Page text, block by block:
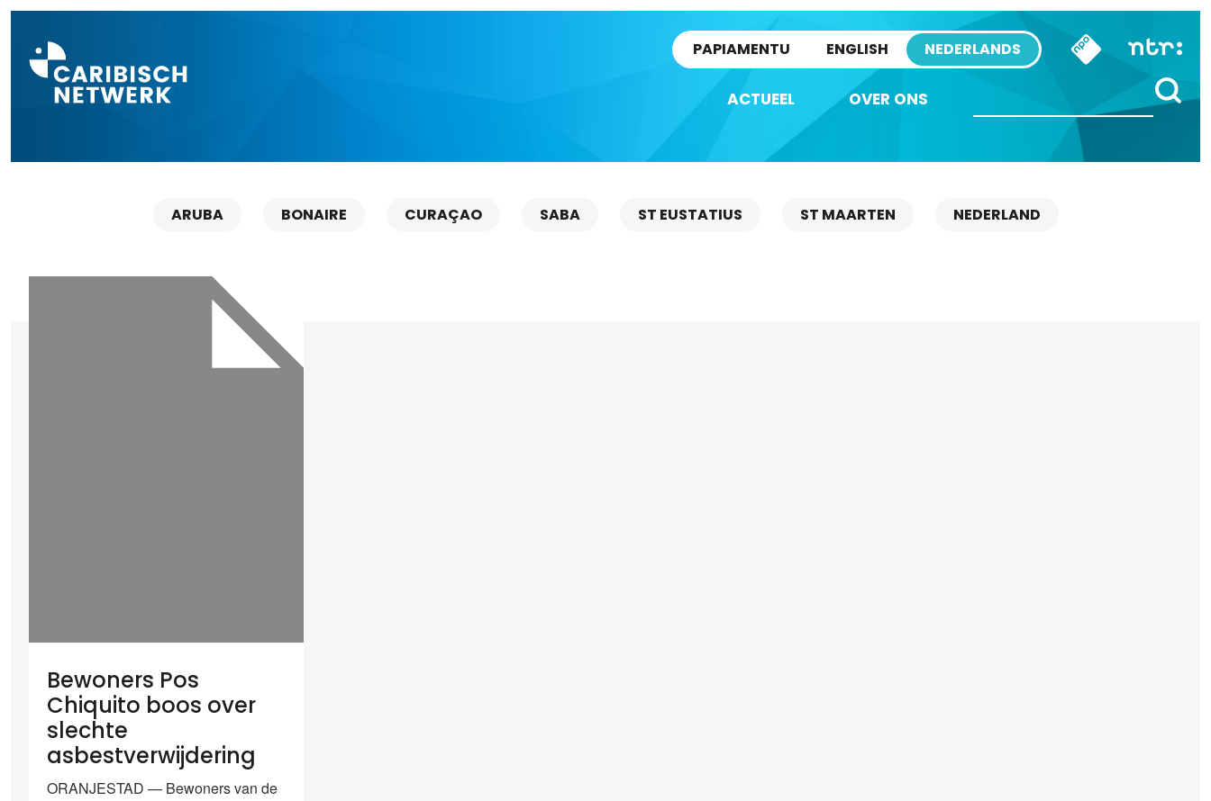
PAPIAMENTU ENGLISH NEDERLANDS
ACTUEEL OVER ONS
ARUBA BONAIRE CURAÇAO SABA ST EUSTATIUS ST MAARTEN NEDERLAND
Bewoners Pos
Chiquito boos over
slechte
asbestverwijdering
ORANJESTAD — Bewoners van de